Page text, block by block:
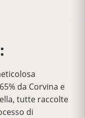
da Corvina e
tutte raccolte
di